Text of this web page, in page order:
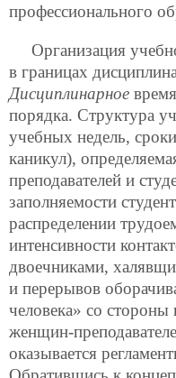
профессионального
Организация
в границах
Дисциплинарное
порядка. Структура
учебных недель,
каникул),
преподавателей и
заполняемости
распределении
интенсивности
двоечниками,
и перерывов
человека» со
женщин-
оказывается